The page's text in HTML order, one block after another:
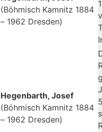
(Böhmisch Kamnitz 1884
– 1962 Dresden)
Hegenbarth, Josef
(Böhmisch Kamnitz 1884
– 1962 Dresden)